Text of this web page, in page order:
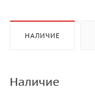
НАЛИЧИЕ
Наличие